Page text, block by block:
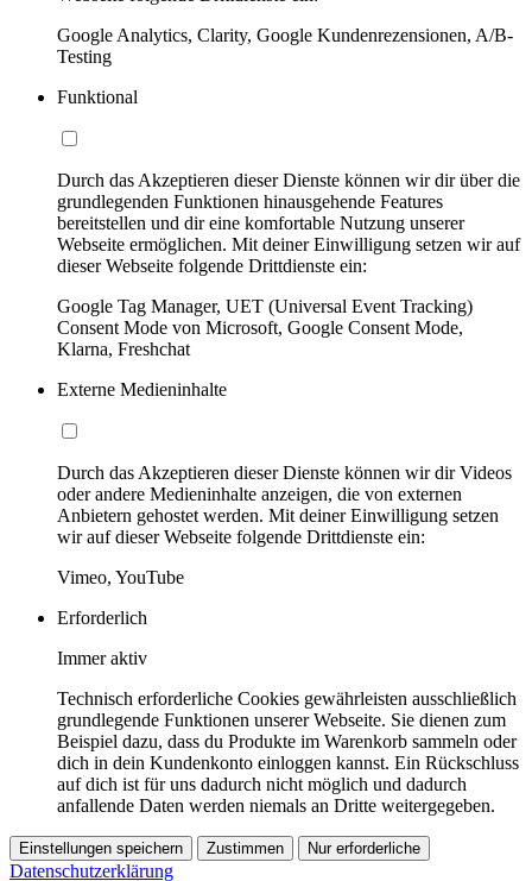
Google Analytics, Clarity, Google Kundenrezensionen, A/B-
Testing
Funktional
Durch das Akzeptieren dieser Dienste können wir dir über die
grundlegenden Funktionen hinausgehende Features
bereitstellen und dir eine komfortable Nutzung unserer
Webseite ermöglichen. Mit deiner Einwilligung setzen wir auf
dieser Webseite folgende Drittdienste ein:
Google Tag Manager, UET (Universal Event Tracking)
Consent Mode von Microsoft, Google Consent Mode,
Klarna, Freshchat
Externe Medieninhalte
Durch das Akzeptieren dieser Dienste können wir dir Videos
oder andere Medieninhalte anzeigen, die von externen
Anbietern gehostet werden. Mit deiner Einwilligung setzen
wir auf dieser Webseite folgende Drittdienste ein:
Vimeo, YouTube
Erforderlich
Immer aktiv
Technisch erforderliche Cookies gewährleisten ausschließlich
grundlegende Funktionen unserer Webseite. Sie dienen zum
Beispiel dazu, dass du Produkte im Warenkorb sammeln oder
dich in dein Kundenkonto einloggen kannst. Ein Rückschluss
auf dich ist für uns dadurch nicht möglich und dadurch
anfallende Daten werden niemals an Dritte weitergegeben.
Einstellungen speichern Zustimmen Nur erforderliche
Datenschutzerklärung